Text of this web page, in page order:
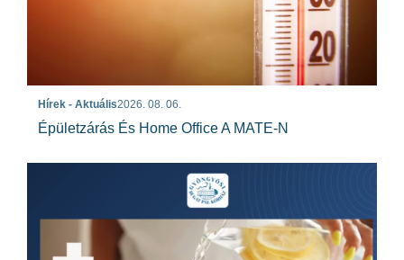
Hírek - Aktuális2026. 08. 06.
Épületzárás És Home Office A MATE-N